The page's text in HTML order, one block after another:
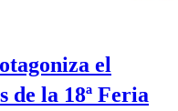
el
de la 18ª Feria